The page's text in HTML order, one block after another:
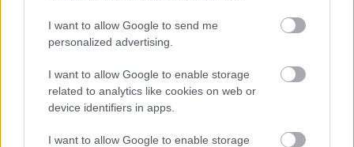
I want to allow Google to send me
personalized advertising.
I want to allow Google to enable storage
related to analytics like cookies on web or
device identifiers in apps.
I want to allow Google to enable storage
Az elektromos járművek tervezésénél jellemzően a minél
nagyobbakkumulátorokbeépítését, vagy az
a lehetőségét vagy a töltés gyorsaságát
tartják szem előtt. Érdekes módon azonban, a motorok
tervezésénél eddig keveset foglalkoztak a minél